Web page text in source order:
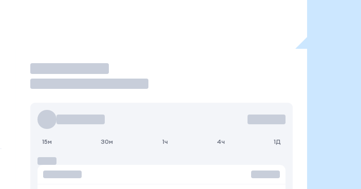
Торговать
15м 30м 1ч 4ч 1Д